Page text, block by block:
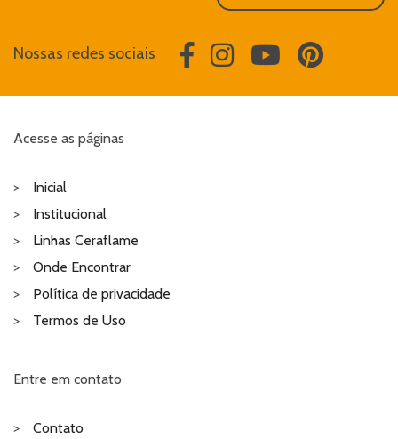
Nossas redes sociais
Acesse as páginas
Inicial
Institucional
Linhas Ceraflame
Onde Encontrar
Política de privacidade
Termos de Uso
Entre em contato
Contato